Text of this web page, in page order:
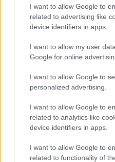
I want to allow Google to
related to advertising like
device identifiers in apps.
I want to allow my user
Google for online
I want to allow Google to
personalized advertising.
I want to allow Google to
related to analytics like
device identifiers in apps.
I want to allow Google to
related to functionality of
Bíró Lajos és a